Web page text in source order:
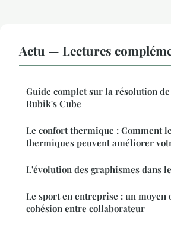
Actu — Lectures
Guide complet sur la résolution
Rubik's Cube
Le confort thermique : Comment
thermiques peuvent améliorer
L'évolution des graphismes dans
Le sport en entreprise : un moyen
cohésion entre collaborateur